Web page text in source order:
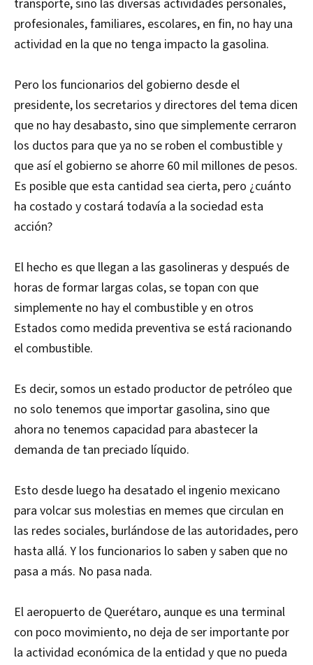
transporte, sino las diversas actividades personales,
profesionales, familiares, escolares, en fin, no hay una
actividad en la que no tenga impacto la gasolina.
Pero los funcionarios del gobierno desde el
presidente, los secretarios y directores del tema dicen
que no hay desabasto, sino que simplemente cerraron
los ductos para que ya no se roben el combustible y
que así el gobierno se ahorre 60 mil millones de pesos.
Es posible que esta cantidad sea cierta, pero ¿cuánto
ha costado y costará todavía a la sociedad esta
acción?
El hecho es que llegan a las gasolineras y después de
horas de formar largas colas, se topan con que
simplemente no hay el combustible y en otros
Estados como medida preventiva se está racionando
el combustible.
Es decir, somos un estado productor de petróleo que
no solo tenemos que importar gasolina, sino que
ahora no tenemos capacidad para abastecer la
demanda de tan preciado líquido.
Esto desde luego ha desatado el ingenio mexicano
para volcar sus molestias en memes que circulan en
las redes sociales, burlándose de las autoridades, pero
hasta allá. Y los funcionarios lo saben y saben que no
pasa a más. No pasa nada.
El aeropuerto de Querétaro, aunque es una terminal
con poco movimiento, no deja de ser importante por
la actividad económica de la entidad y que no pueda